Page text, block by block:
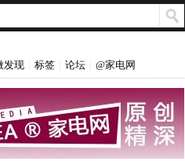
发现 标签 论坛 @家电网